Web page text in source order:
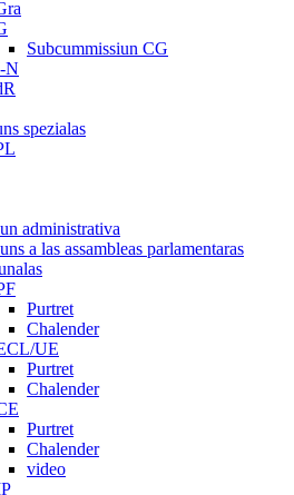
Subcummissiun CG
N
spezialas
administrativa
a las assambleas parlamentaras
Purtret
Chalender
UE
Purtret
Chalender
Purtret
Chalender
video